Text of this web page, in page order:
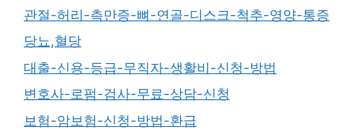
관절-허리-측만증-뼈-연골-디스크-척추-영양-통증
당뇨,혈당
대출-신용-등급-무직자-생활비-신청-방법
변호사-로펌-검사-무료-상담-신청
보험-암보험-신청-방법-환급